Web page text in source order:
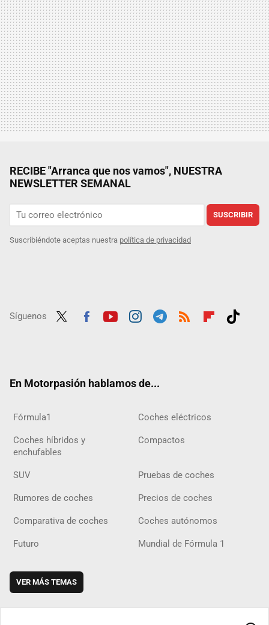
RECIBE "Arranca que nos vamos", NUESTRA
NEWSLETTER SEMANAL
SUSCRIBIR
Suscribiéndote aceptas nuestra política de privacidad
Síguenos
En Motorpasión hablamos de...
Fórmula1 Coches eléctricos
Coches híbridos y
enchufables
Compactos
SUV Pruebas de coches
Rumores de coches Precios de coches
Comparativa de coches Coches autónomos
Futuro Mundial de Fórmula 1
VER MÁS TEMAS